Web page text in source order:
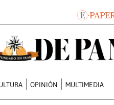
OPINIÓN MULTIMEDIA